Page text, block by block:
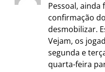
Pessoal,
confirmação
desmobilizar.
Vejam, os
segunda e
quarta-feira